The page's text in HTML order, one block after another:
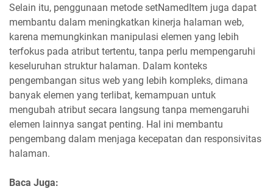
Selain itu, penggunaan metode setNamedItem juga dapat
membantu dalam meningkatkan kinerja halaman web,
karena memungkinkan manipulasi elemen yang lebih
terfokus pada atribut tertentu, tanpa perlu mempengaruhi
keseluruhan struktur halaman. Dalam konteks
pengembangan situs web yang lebih kompleks, dimana
banyak elemen yang terlibat, kemampuan untuk
mengubah atribut secara langsung tanpa memengaruhi
elemen lainnya sangat penting. Hal ini membantu
pengembang dalam menjaga kecepatan dan responsivitas
halaman.
Baca Juga: